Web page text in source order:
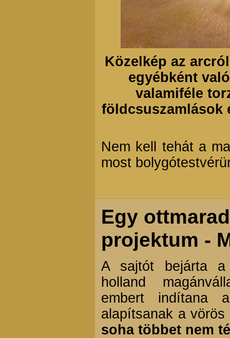
Közelkép az
egyébként
valamiféle
földcsuszamlások
Nem kell tehát a
most
Egy
projektum -
A sajtót bejárta a
holland
embert indítana
alapítsanak a
soha többet nem